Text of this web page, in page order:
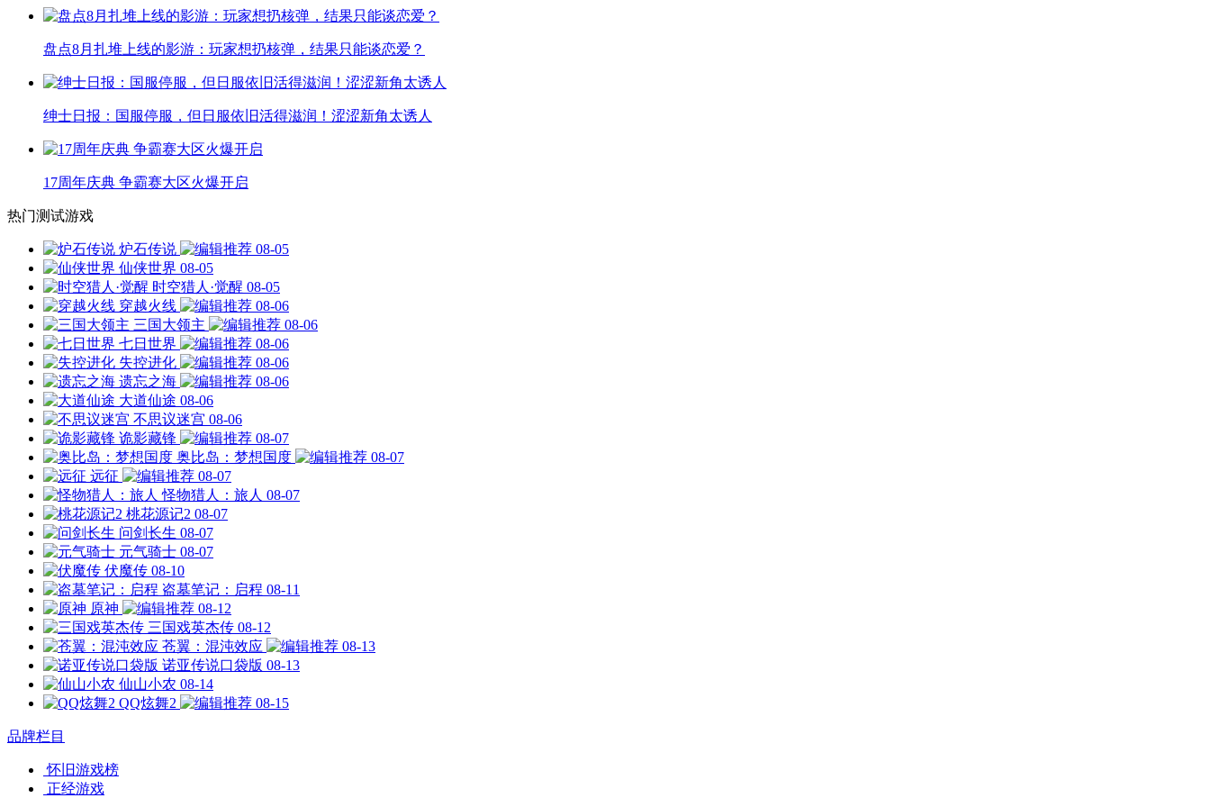
盘点8月扎堆上线的影游：玩家想扔核弹，结果只能谈恋爱？
绅士日报：国服停服，但日服依旧活得滋润！涩涩新角太诱人
17周年庆典 争霸赛大区火爆开启
热门测试游戏
炉石传说
08-05
仙侠世界 08-05
时空猎人·觉醒 08-05
穿越火线
08-06
三国大领主
08-06
七日世界
08-06
失控进化
08-06
遗忘之海
08-06
大道仙途 08-06
不思议迷宫 08-06
诡影藏锋
08-07
奥比岛：梦想国度
08-07
远征
08-07
怪物猎人：旅人 08-07
桃花源记2 08-07
问剑长生 08-07
元气骑士 08-07
伏魔传 08-10
盗墓笔记：启程 08-11
原神
08-12
三国戏英杰传 08-12
苍翼：混沌效应
08-13
诺亚传说口袋版 08-13
仙山小农 08-14
QQ炫舞2
08-15
品牌栏目
怀旧游戏榜
正经游戏